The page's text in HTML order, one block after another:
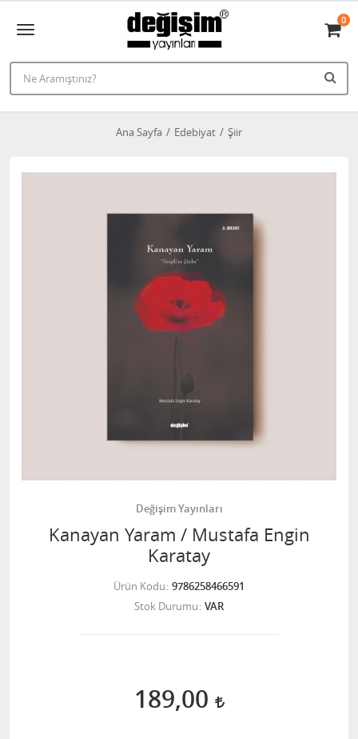
0
Ana Sayfa Edebiyat Şiir
Değişim Yayınları
Kanayan Yaram / Mustafa Engin
Karatay
Ürün Kodu 9786258466591
Stok Durumu VAR
189,00